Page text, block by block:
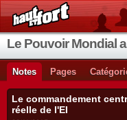
Le Pouvoir Mondial
Notes Pages
Le commandement
réelle de l'EI